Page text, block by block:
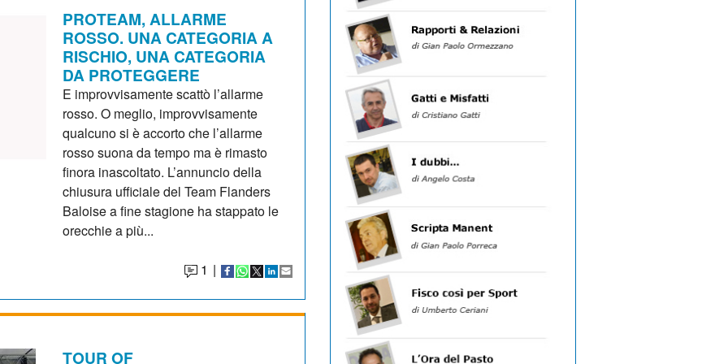
PROTEAM, ALLARME
ROSSO. UNA CATEGORIA A
RISCHIO, UNA CATEGORIA
DA PROTEGGERE
E improvvisamente scattò l’allarme
rosso. O meglio, improvvisamente
qualcuno si è accorto che l’allarme
rosso suona da tempo ma è rimasto
finora inascoltato. L’annuncio della
chiusura ufficiale del Team Flanders
Baloise a fine stagione ha stappato le
orecchie a più...
1 |
TOUR OF